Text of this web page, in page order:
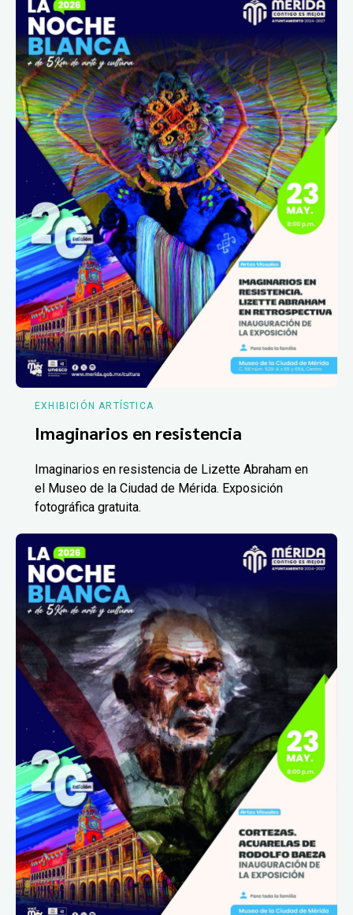
EXHIBICIÓN ARTÍSTICA
Imaginarios en resistencia
Imaginarios en resistencia de Lizette Abraham en
el Museo de la Ciudad de Mérida. Exposición
fotográfica gratuita.